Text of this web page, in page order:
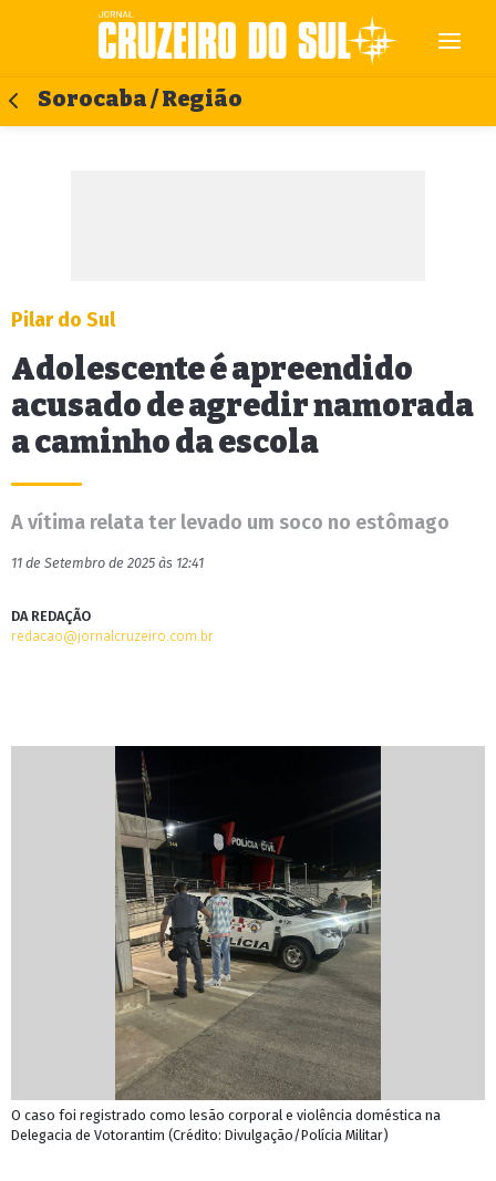
Sorocaba / Região
Pilar do Sul
Adolescente é apreendido
acusado de agredir namorada
a caminho da escola
A vítima relata ter levado um soco no estômago
11 de Setembro de 2025 às 12:41
DA REDAÇÃO
redacao@jornalcruzeiro.com.br
O caso foi registrado como lesão corporal e violência doméstica na
Delegacia de Votorantim (Crédito: Divulgação/Polícia Militar)